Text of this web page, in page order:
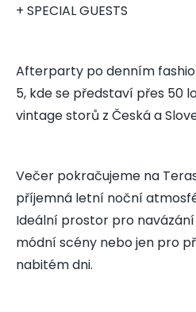
+ SPECIAL GUESTS
Afterparty po denním
5, kde se představí přes 50
vintage storů z Česká a
Večer pokračujeme na
příjemná letní noční
Ideální prostor pro
módní scény nebo jen pro
nabitém dni.